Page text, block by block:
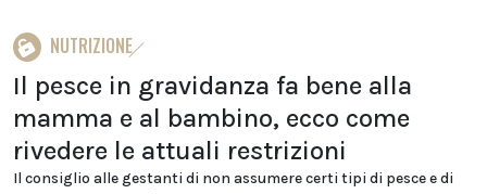
NUTRIZIONE
Il pesce in gravidanza fa bene alla
mamma e al bambino, ecco come
rivedere le attuali restrizioni
Il consiglio alle gestanti di non assumere certi tipi di pesce e di